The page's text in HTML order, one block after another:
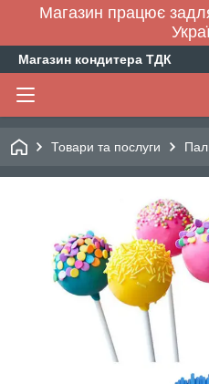
Магазин працює
Магазин кондитера ТДК
Товари та послуги